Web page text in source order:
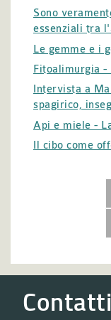
Sono
essenziali tra
Le gemme e i
Fitoalimurgia -
Intervista a
spagirico,
Api e miele -
Il cibo come
Contatti